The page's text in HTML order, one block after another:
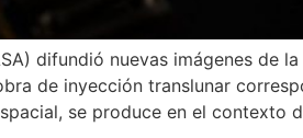
difundió nuevas imágenes de
de inyección translunar
se produce en el contexto